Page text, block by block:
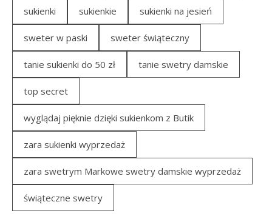
sukienki sukienkie sukienki na jesień
sweter w paski sweter świąteczny
tanie sukienki do 50 zł tanie swetry damskie
top secret
wyglądaj pięknie dzięki sukienkom z Butik
zara sukienki wyprzedaż
zara swetrym Markowe swetry damskie wyprzedaż
świąteczne swetry